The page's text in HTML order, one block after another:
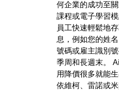
何企業的成功至
課程或電子學習
員工快速輕鬆地
息，例如您的姓
號碼或雇主識別
季周和長週末。
用降價很多就能
依維柯、雷諾或